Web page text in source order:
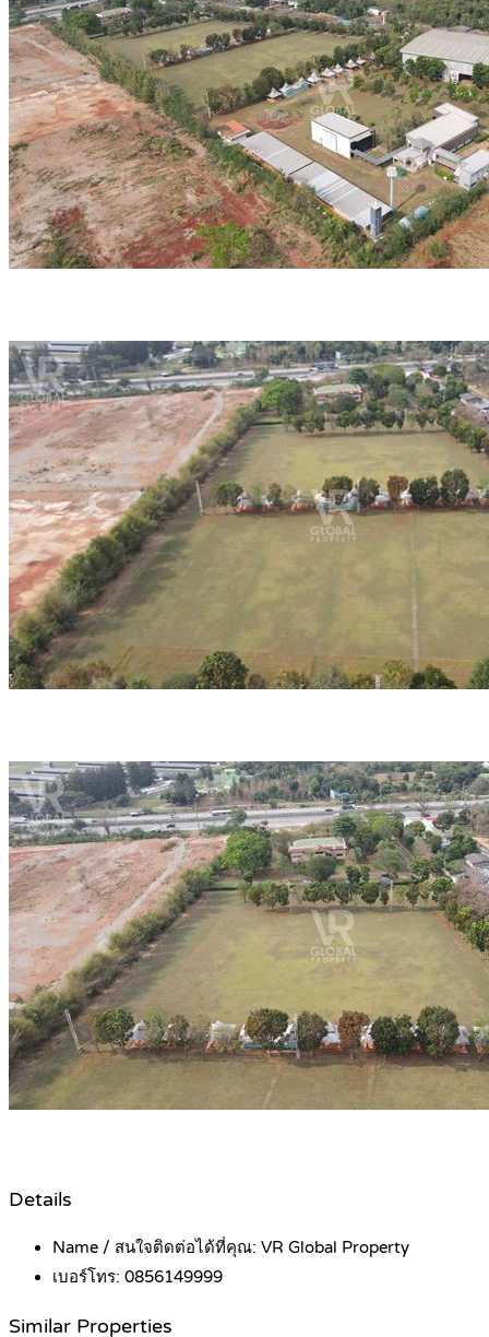
Details
Name / สนใจติดต่อได้ที่คุณ: VR Global Property
เบอร์โทร: 0856149999
Similar Properties